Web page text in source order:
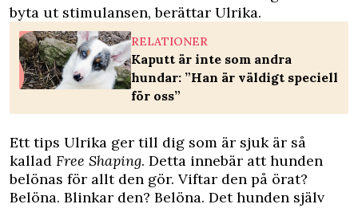
byta ut stimulansen, berättar Ulrika.
RELATIONER
Kaputt är inte som andra
hundar: ”Han är väldigt speciell
för oss”
Ett tips Ulrika ger till dig som är sjuk är så
kallad Free Shaping. Detta innebär att hunden
belönas för allt den gör. Viftar den på örat?
Belöna. Blinkar den? Belöna. Det hunden själv